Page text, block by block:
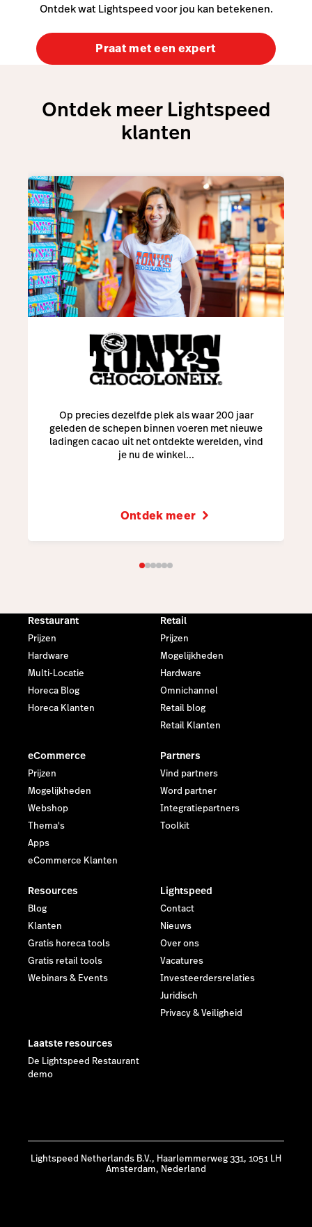
Ontdek wat Lightspeed voor jou kan betekenen.
Praat met een expert
Ontdek meer Lightspeed
klanten
Op precies dezelfde plek als waar 200 jaar
geleden de schepen binnen voeren met nieuwe
ladingen cacao uit net ontdekte werelden, vind
je nu de winkel...
Ontdek meer
Restaurant
Prijzen
Hardware
Multi-Locatie
Horeca Blog
Horeca Klanten
Retail
Prijzen
Mogelijkheden
Hardware
Omnichannel
Retail blog
Retail Klanten
eCommerce
Prijzen
Mogelijkheden
Webshop
Thema's
Apps
eCommerce Klanten
Partners
Vind partners
Word partner
Integratiepartners
Toolkit
Resources
Blog
Klanten
Gratis horeca tools
Gratis retail tools
Webinars & Events
Lightspeed
Contact
Nieuws
Over ons
Vacatures
Investeerdersrelaties
Juridisch
Privacy & Veiligheid
Laatste resources
De Lightspeed Restaurant
demo
Lightspeed Netherlands B.V., Haarlemmerweg 331, 1051 LH
Amsterdam, Nederland